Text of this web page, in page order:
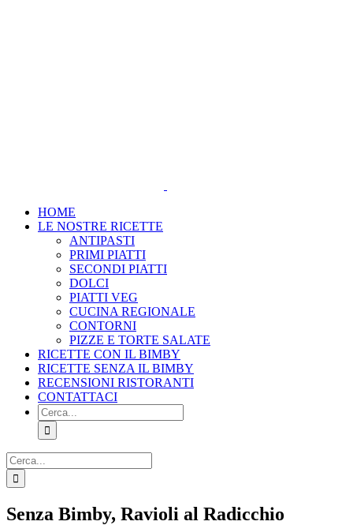
HOME
LE NOSTRE RICETTE
ANTIPASTI
PRIMI PIATTI
SECONDI PIATTI
DOLCI
PIATTI VEG
CUCINA REGIONALE
CONTORNI
PIZZE E TORTE SALATE
RICETTE CON IL BIMBY
RICETTE SENZA IL BIMBY
RECENSIONI RISTORANTI
CONTATTACI
Cerca
per:
Cerca
per:
Senza Bimby, Ravioli al Radicchio